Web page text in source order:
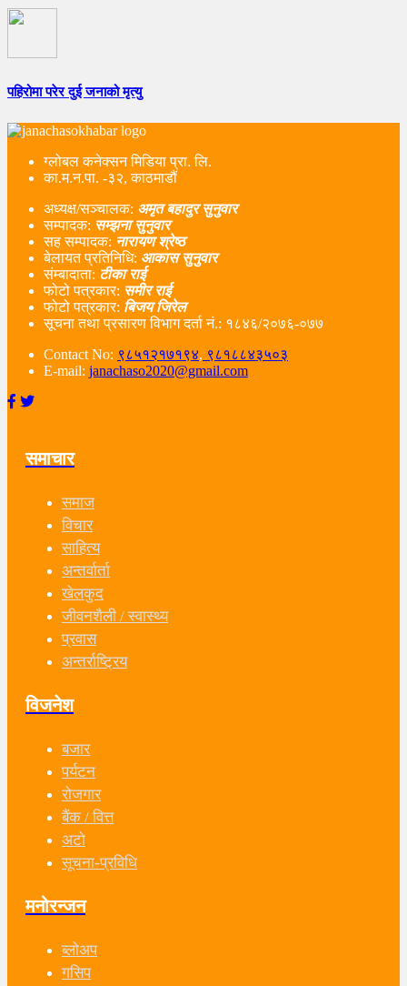
पहिरोमा परेर दुई जनाको मृत्यु
ग्लोबल कनेक्सन मिडिया प्रा. लि.
का.म.न.पा. -३२, काठमाडौं
अध्यक्ष/सञ्चालक: अमृत बहादुर सुनुवार
सम्पादक: सम्झना सुनुवार
सह सम्पादक: नारायण श्रेष्ठ
बेलायत प्रतिनिधि: आकास सुनुवार
संम्बादाता: टीका राई
फोटो पत्रकार: समीर राई
फोटो पत्रकार: बिजय जिरेल
सूचना तथा प्रसारण विभाग दर्ता नं‌.: १८४६/२०७६-०७७
Contact No: ९८५१२१७१९४, ९८१८८४३५०३
E-mail: janachaso2020@gmail.com
समाचार
समाज
विचार
साहित्य
अन्तर्वार्ता
खेलकुद
जीवनशैली / स्वास्थ्य
प्रवास
अन्तर्राष्ट्रिय
विजनेश
बजार
पर्यटन
रोजगार
बैंक / वित्त
अटो
सूचना-प्रविधि
मनोरन्जन
ब्लोअप
गसिप